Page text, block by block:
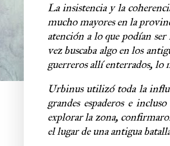
La insistencia y la
mucho mayores en la
atención a lo que podían
vez buscaba algo en los
guerreros allí enterrados, lo
Urbinus utilizó toda la
grandes espaderos e
explorar la zona,
el lugar de una antigua